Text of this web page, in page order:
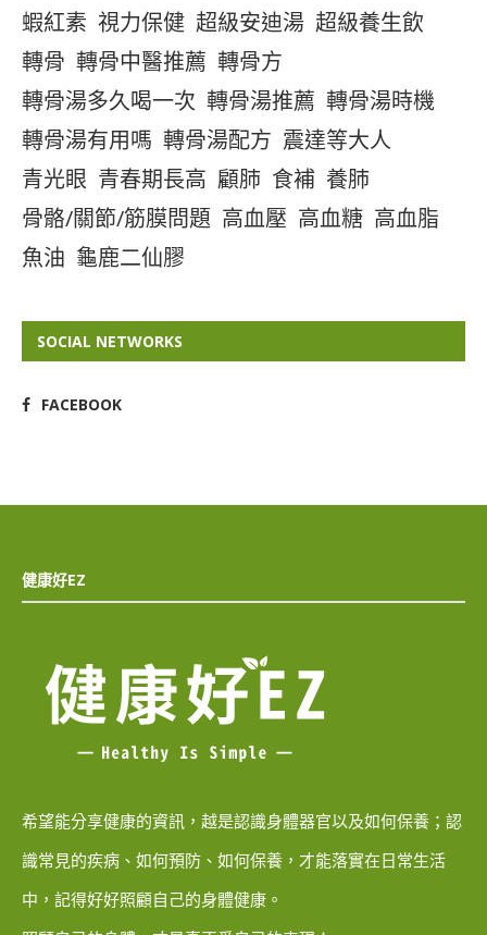
蝦紅素 視力保健 超級安迪湯 超級養生飲
轉骨 轉骨中醫推薦 轉骨方
轉骨湯多久喝一次 轉骨湯推薦 轉骨湯時機
轉骨湯有用嗎 轉骨湯配方 震達等大人
青光眼 青春期長高 顧肺 食補 養肺
骨骼/關節/筋膜問題 高血壓 高血糖 高血脂
魚油 龜鹿二仙膠
SOCIAL NETWORKS
FACEBOOK
健康好EZ
希望能分享健康的資訊，越是認識身體器官以及如何保養；認
識常見的疾病、如何預防、如何保養，才能落實在日常生活
中，記得好好照顧自己的身體健康。